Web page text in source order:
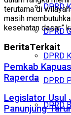
DPRD
DPRD
DPRD
DPRD
DPRD
terutama di
masih
kesehatan dasar,”
BeritaTerkait
Pemkab
Raperda
Legislator Usul
Panunjung